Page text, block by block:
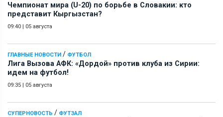
Чемпионат мира (U-20) по борьбе в Словакии: кто
представит Кыргызстан?
09:40 | 05 августа
ГЛАВНЫЕ НОВОСТИ / ФУТБОЛ
Лига Вызова АФК: «Дордой» против клуба из Сирии:
идем на футбол!
09:35 | 05 августа
СУПЕРНОВОСТЬ / ФУТЗАЛ